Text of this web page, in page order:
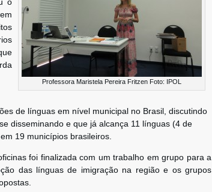
Professora Maristela Pereira Fritzen Foto: IPOL
de línguas em nível municipal no Brasil, discutindo
disseminando e que já alcança 11 línguas (4 de
19 municípios brasileiros.
foi finalizada com um trabalho em grupo para a
das línguas de imigração na região e os grupos